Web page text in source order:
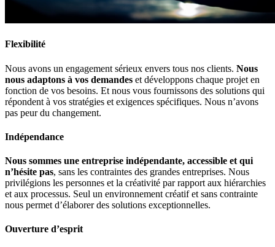
Flexibilité
Nous avons un engagement sérieux envers tous nos clients. Nous
nous adaptons à vos demandes et développons chaque projet en
fonction de vos besoins. Et nous vous fournissons des solutions qui
répondent à vos stratégies et exigences spécifiques. Nous n’avons
pas peur du changement.
Indépendance
Nous sommes une entreprise indépendante, accessible et qui
n’hésite pas, sans les contraintes des grandes entreprises. Nous
privilégions les personnes et la créativité par rapport aux hiérarchies
et aux processus. Seul un environnement créatif et sans contrainte
nous permet d’élaborer des solutions exceptionnelles.
Ouverture d’esprit